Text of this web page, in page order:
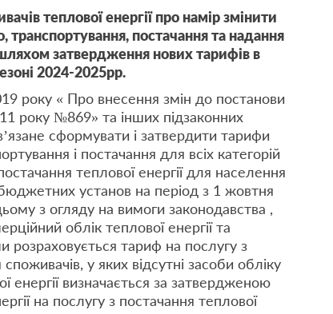
теплової енергії про намір змінити
транспортування, постачання та надання
затвердження нових тарифів в
2024-2025рр.
року « Про внесення змін до постанови
року №869» та інших підзаконних
сформувати і затвердити тарифи
і постачання для всіх категорій
теплової енергії для населення
установ на період з 1 жовтня
з огляду на вимоги законодавства ,
облік теплової енергії та
розраховується тариф на послугу з
у яких відсутні засоби обліку
енергії визначається за затвердженою
на послугу з постачання теплової